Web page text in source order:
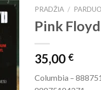
PRADŽIA /
Pink
35,00 €
Columbia –